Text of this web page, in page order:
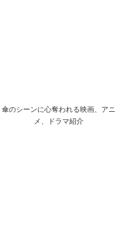
傘のシーンに心奪われる映画、アニ
メ、ドラマ紹介